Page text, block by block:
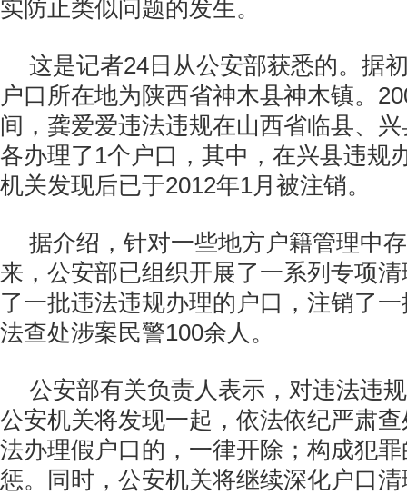
实防止类似问题的发生。
这是记者24日从公安部获悉的。据
户口所在地为陕西省神木县神木镇。
间，龚爱爱违法违规在山西省临县、
各办理了1个户口，其中，在兴县违规
机关发现后已于2012年1月被注销。
据介绍，针对一些地方户籍管理中
来，公安部已组织开展了一系列专项
了一批违法违规办理的户口，注销了
法查处涉案民警100余人。
公安部有关负责人表示，对违法违
公安机关将发现一起，依法依纪严肃
法办理假户口的，一律开除；构成犯
惩。同时，公安机关将继续深化户口